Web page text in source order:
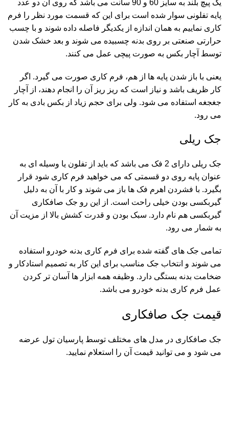
یک پیچ بلند به سایز 60 و 90 سانت می باشد که روی آن دو عدد
پایه تفلونی سوار شده است برای این که قسمت مورد نظر را فرم
کاری نماییم به همان اندازه از یکدیگر فاصله داده شوند و با چسب
حرارتی صنعتی بر روی بدنه چسبیده می شوند و بعد خشک شدن
توسط آچار بکس به صورت پیچی عمل می کنند.
یعنی با باز شدن پایه ها از هم، فرم کاری صورت می گیرد. اگر
کار ظریف باشد و نیاز است که ریز ریز آن را انجام دهند، از آچار
جغجغه استفاده می شود. ولی برای حجم زیاد از بکس بادی به کار
می رود.
جک ریلی
جک ریلی دارای 2 فک می باشد که باید از تفلون یا وسیله ای به
عنوان پایه روی دو قسمتی که می خواهید فرم کاری شود قرار
بگیرد. با فشردن اهرم فک ها باز می شوند و کار با آن به دلیل
گیربکسی بودن خیلی راحت است. از این رو جک صافکاری
گیربکسی هم نام دارد. سبک بودن و قدرت کشش بالا از مزیت آن
به شمار می رود.
تمامی جک های گفته شده برای فرم کاری بدنه خودرو استفاده
می شوند و انتخاب جک مناسب برای این کار به تصمیم استادکار و
ضخامت بدنه بستگی دارد. وظیفه همه ابزار ها آسان تر کردن
عمل فرم کاری بدنه خودرو می باشد.
قیمت جک صافکاری
جک صافکاری در مدل های مختلف توسط پارسیان تول عرضه
می شود و می توانید قیمت آن را استعلام نمایید.